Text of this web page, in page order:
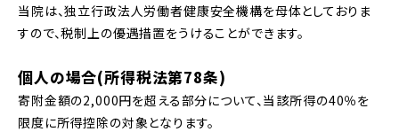
当院は、独立行政法人労働者健康安全機構を母体としておりま
すので、税制上の優遇措置をうけることができます。
個人の場合(所得税法第78条)
寄附金額の2,000円を超える部分について、当該所得の40％を
限度に所得控除の対象となります。